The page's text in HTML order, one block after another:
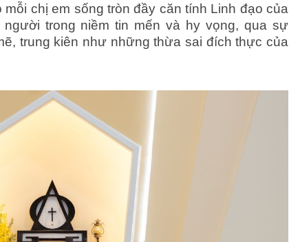
chị em sống tròn đầy căn tính Linh đạo của
trong niềm tin mến và hy vọng, qua sự
trung kiên như những thừa sai đích thực của